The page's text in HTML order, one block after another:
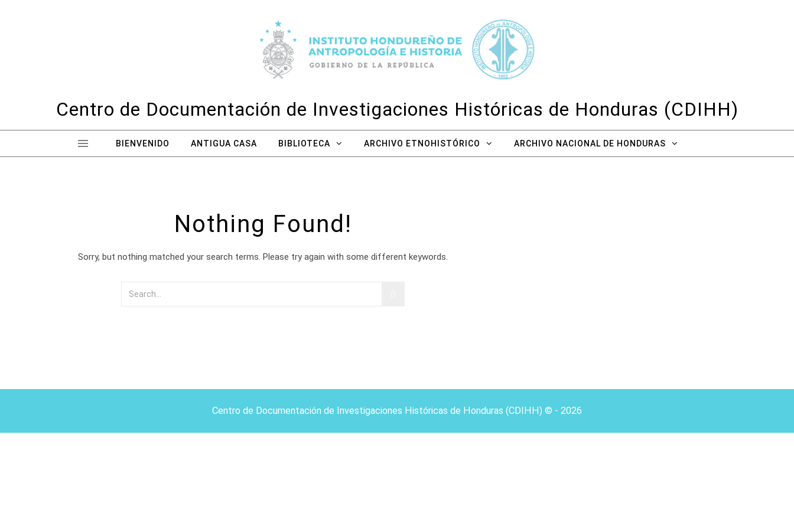
Centro de Documentación de Investigaciones Históricas de Honduras (CDIHH)
BIENVENIDO ANTIGUA CASA BIBLIOTECA ARCHIVO ETNOHISTÓRICO ARCHIVO NACIONAL DE HONDURAS
Nothing Found!
Sorry, but nothing matched your search terms. Please try again with some different keywords.
Centro de Documentación de Investigaciones Históricas de Honduras (CDIHH) © - 2026